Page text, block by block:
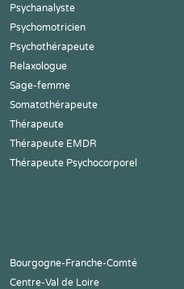
Psychanalyste
Psychomotricien
Psychothérapeute
Relaxologue
Sage-femme
Somatothérapeute
Thérapeute
Thérapeute EMDR
Thérapeute Psychocorporel
Bourgogne-Franche-Comté
Centre-Val de Loire